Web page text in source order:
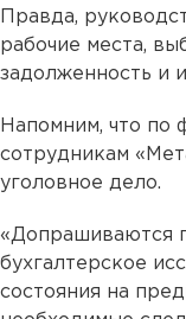
Правда,
рабочие места,
задолженность и
Напомним, что по
сотрудникам
уголовное дело.
«Допрашиваются
бухгалтерское
состояния на